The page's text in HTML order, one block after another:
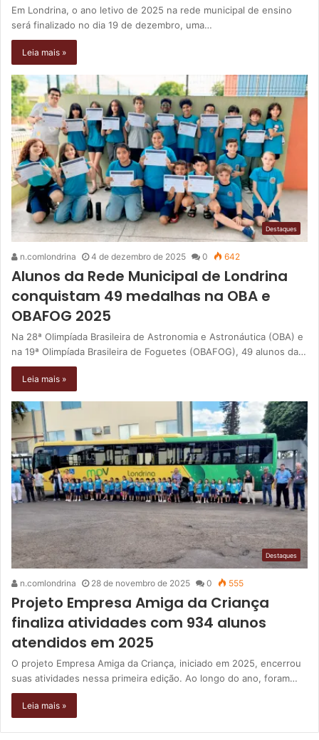
Em Londrina, o ano letivo de 2025 na rede municipal de ensino
será finalizado no dia 19 de dezembro, uma…
Leia mais »
Destaques
n.comlondrina 4 de dezembro de 2025 0 642
Alunos da Rede Municipal de Londrina
conquistam 49 medalhas na OBA e
OBAFOG 2025
Na 28ª Olimpíada Brasileira de Astronomia e Astronáutica (OBA) e
na 19ª Olimpíada Brasileira de Foguetes (OBAFOG), 49 alunos da…
Leia mais »
Destaques
n.comlondrina 28 de novembro de 2025 0 555
Projeto Empresa Amiga da Criança
finaliza atividades com 934 alunos
atendidos em 2025
O projeto Empresa Amiga da Criança, iniciado em 2025, encerrou
suas atividades nessa primeira edição. Ao longo do ano, foram…
Leia mais »